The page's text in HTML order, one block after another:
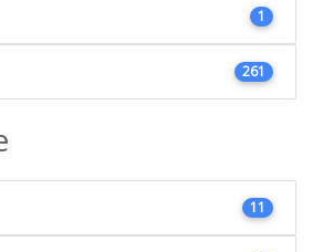
1
261
11